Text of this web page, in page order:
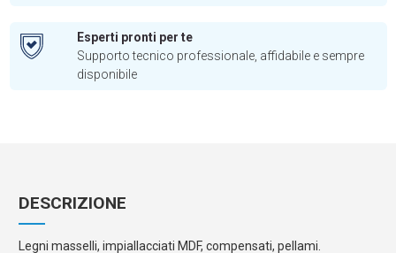
Esperti pronti per te
Supporto tecnico professionale, affidabile e sempre
disponibile
DESCRIZIONE
Legni masselli, impiallacciati MDF, compensati, pellami.